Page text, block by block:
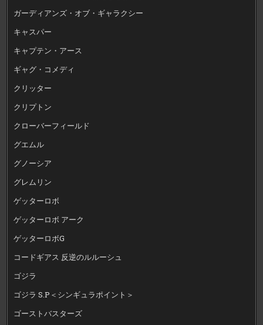
ガーディアンズ・オブ・ギャラクシー
キャスパー
キャプテン・アース
ギャグ・コメディ
クリッター
クリプトン
クローバーフィールド
グエムル
グノーシア
グレムリン
ゲッターロボ
ゲッターロボ アーク
ゲッターロボG
コードギアス 反逆のルルーシュ
ゴジラ
ゴジラ S.P＜シンギュラポイント＞
ゴーストバスターズ